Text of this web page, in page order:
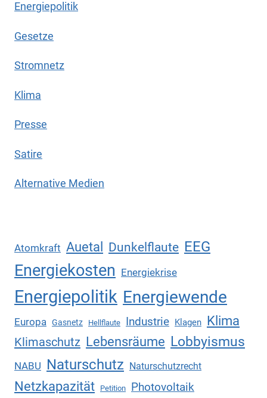
Energiepolitik
Gesetze
Stromnetz
Klima
Presse
Satire
Alternative Medien
Atomkraft Auetal Dunkelflaute EEG
Energiekosten Energiekrise
Energiepolitik Energiewende
Europa Gasnetz Hellflaute Industrie Klagen Klima
Klimaschutz Lebensräume Lobbyismus
NABU Naturschutz Naturschutzrecht
Netzkapazität Petition Photovoltaik